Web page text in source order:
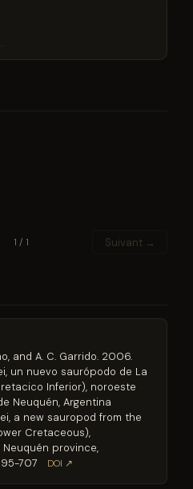
1 / 1 Suivant →
and A. C. Garrido. 2006.
un nuevo saurópodo de La
Inferior), noroeste
Neuquén, Argentina
a new sauropod from the
Cretaceous),
province,
707
DOI ↗